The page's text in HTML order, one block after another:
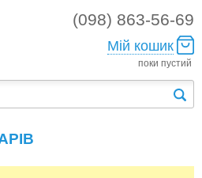
(098) 863-56-69
Мій кошик
поки пустий